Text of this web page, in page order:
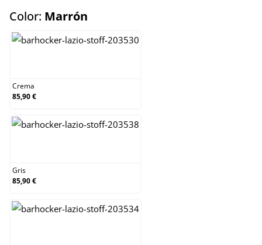
Color: Marrón
Crema
85,90 €
Gris
85,90 €